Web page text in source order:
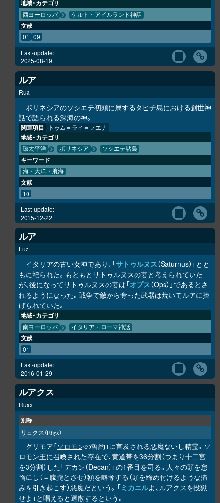
地域・カテゴリ
西ヨーロッパ ケルト・アイルランド神話
文献
01 09
Last-update:
2025-08-19
ルア
Rua
ポリネシアのソシエテ初頭に属するタヒチ島における創世神
話で語られる深海の神。
関連項目 トゥム＝ライ＝フエナ
地域・カテゴリ
環太平洋 ポリネシア ソシエテ諸島
キーワード
海・大洋・航海
文献
10
Last-update:
2015-12-22
ルア
Lua
イタリアの古い女神であり、「サトゥルヌス（Saturnus）」とと
もに祀られた。もともとサトゥルヌスの妻と考えられていた
が、後になってサトゥルヌスの妻は「オプス（Ops）」であるとさ
れるようになった。戦争で敵から奪った武器は焼いてルアに捧
げられていた。
地域・カテゴリ
南ヨーロッパ イタリア・ローマ神話
文献
01
Last-update:
2016-01-29
ルアクス
Ruax
別称
リュクス （Rhyx）
グリモア「ソロモンの誓約 」に言及される悪魔ないし精霊。ソ
ロモン王に召喚された存在で、黄道帯を36分割（つまり十二宮
を3分割）した「デカン（Decan）」の1番目を司る。人々の頭を怠
惰にし（＝朦朧とさせ）額を略奪する（頭を締め付けるような痛
みを引き起こす）悪魔だという。「ミカエルよ、ルアクスを投獄
せよ」と唱えると退散するという。